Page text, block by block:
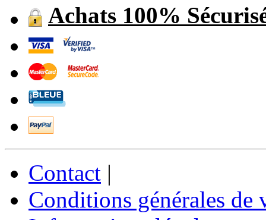
Achats 100%
Contact |
Conditions générales de